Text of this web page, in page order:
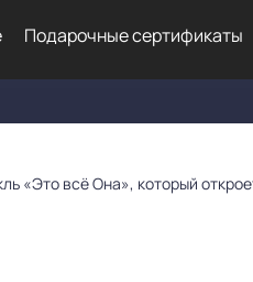
Подарочные сертификаты
«Это всё Она», который